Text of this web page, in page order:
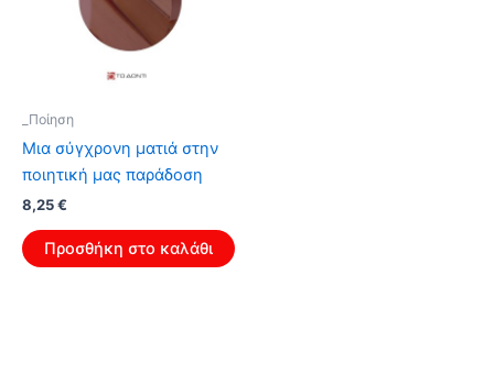
_Ποίηση
Μια σύγχρονη ματιά στην
ποιητική μας παράδοση
Original
was:
13,20 €.
8,25€
τιμή
είναι:
Προσθήκη στο καλάθι